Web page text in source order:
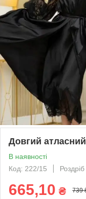
Довгий
В наявності
Код: 222/15
Роздріб
665,10 ₴ 739